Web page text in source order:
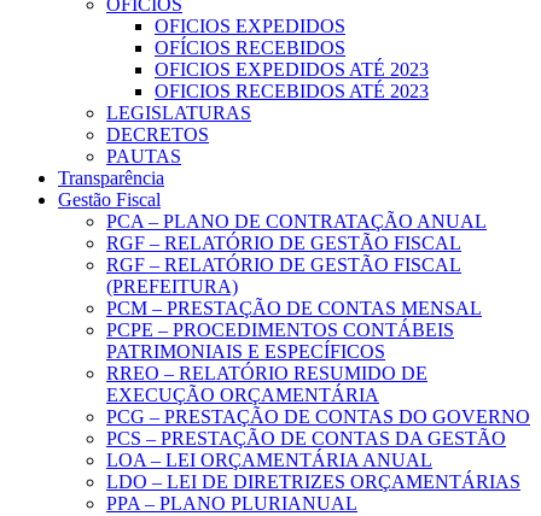
OFICIOS
OFICIOS EXPEDIDOS
OFÍCIOS RECEBIDOS
OFICIOS EXPEDIDOS ATÉ 2023
OFICIOS RECEBIDOS ATÉ 2023
LEGISLATURAS
DECRETOS
PAUTAS
Transparência
Gestão Fiscal
PCA – PLANO DE CONTRATAÇÃO ANUAL
RGF – RELATÓRIO DE GESTÃO FISCAL
RGF – RELATÓRIO DE GESTÃO FISCAL
(PREFEITURA)
PCM – PRESTAÇÃO DE CONTAS MENSAL
PCPE – PROCEDIMENTOS CONTÁBEIS
PATRIMONIAIS E ESPECÍFICOS
RREO – RELATÓRIO RESUMIDO DE
EXECUÇÃO ORÇAMENTÁRIA
PCG – PRESTAÇÃO DE CONTAS DO GOVERNO
PCS – PRESTAÇÃO DE CONTAS DA GESTÃO
LOA – LEI ORÇAMENTÁRIA ANUAL
LDO – LEI DE DIRETRIZES ORÇAMENTÁRIAS
PPA – PLANO PLURIANUAL